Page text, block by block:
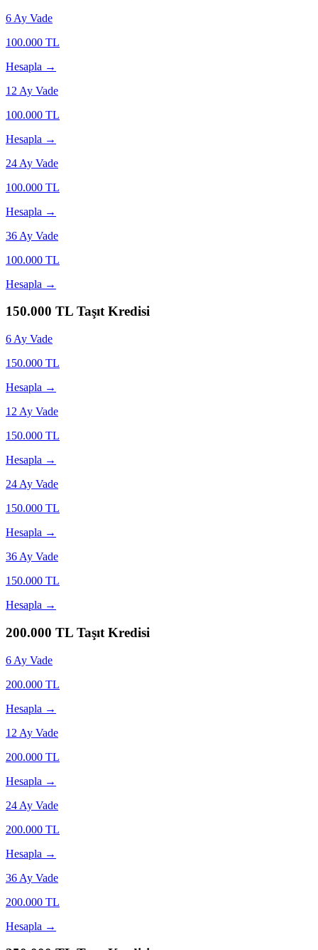
6 Ay Vade
100.000 TL
Hesapla →
12 Ay Vade
100.000 TL
Hesapla →
24 Ay Vade
100.000 TL
Hesapla →
36 Ay Vade
100.000 TL
Hesapla →
150.000 TL Taşıt Kredisi
6 Ay Vade
150.000 TL
Hesapla →
12 Ay Vade
150.000 TL
Hesapla →
24 Ay Vade
150.000 TL
Hesapla →
36 Ay Vade
150.000 TL
Hesapla →
200.000 TL Taşıt Kredisi
6 Ay Vade
200.000 TL
Hesapla →
12 Ay Vade
200.000 TL
Hesapla →
24 Ay Vade
200.000 TL
Hesapla →
36 Ay Vade
200.000 TL
Hesapla →